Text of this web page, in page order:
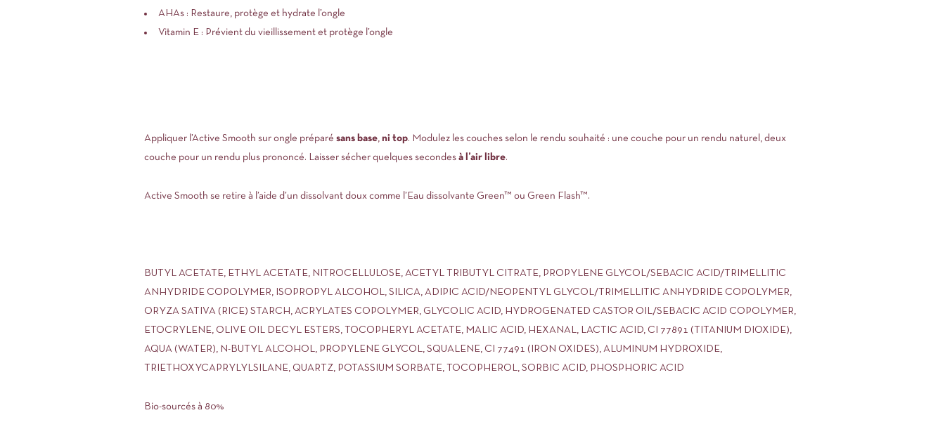
AHAs : Restaure, protège et hydrate l’ongle
Vitamin E : Prévient du vieillissement et protège l’ongle
Appliquer l’Active Smooth sur ongle préparé sans base, ni top. Modulez les couches selon le rendu souhaité : une couche pour un rendu naturel, deux
couche pour un rendu plus prononcé. Laisser sécher quelques secondes à l’air libre.
Active Smooth se retire à l’aide d’un dissolvant doux comme l’Eau dissolvante Green™ ou Green Flash™.
BUTYL ACETATE, ETHYL ACETATE, NITROCELLULOSE, ACETYL TRIBUTYL CITRATE, PROPYLENE GLYCOL/SEBACIC ACID/TRIMELLITIC
ANHYDRIDE COPOLYMER, ISOPROPYL ALCOHOL, SILICA, ADIPIC ACID/NEOPENTYL GLYCOL/TRIMELLITIC ANHYDRIDE COPOLYMER,
ORYZA SATIVA (RICE) STARCH, ACRYLATES COPOLYMER, GLYCOLIC ACID, HYDROGENATED CASTOR OIL/SEBACIC ACID COPOLYMER,
ETOCRYLENE, OLIVE OIL DECYL ESTERS, TOCOPHERYL ACETATE, MALIC ACID, HEXANAL, LACTIC ACID, CI 77891 (TITANIUM DIOXIDE),
AQUA (WATER), N-BUTYL ALCOHOL, PROPYLENE GLYCOL, SQUALENE, CI 77491 (IRON OXIDES), ALUMINUM HYDROXIDE,
TRIETHOXYCAPRYLYLSILANE, QUARTZ, POTASSIUM SORBATE, TOCOPHEROL, SORBIC ACID, PHOSPHORIC ACID
Bio-sourcés à 80%